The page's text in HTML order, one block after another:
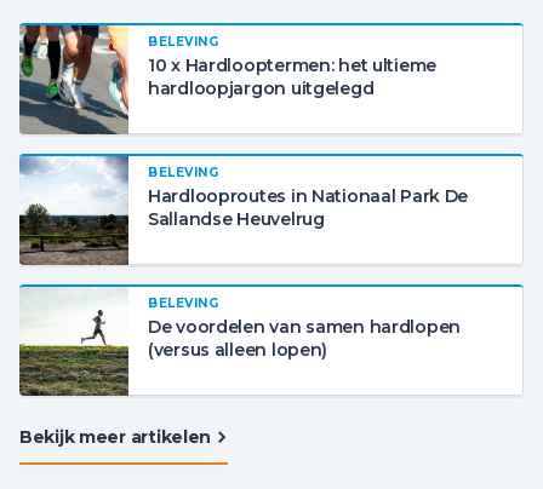
BELEVING
10 x Hardlooptermen: het ultieme
hardloopjargon uitgelegd
BELEVING
Hardlooproutes in Nationaal Park De
Sallandse Heuvelrug
BELEVING
De voordelen van samen hardlopen
(versus alleen lopen)
Bekijk meer artikelen